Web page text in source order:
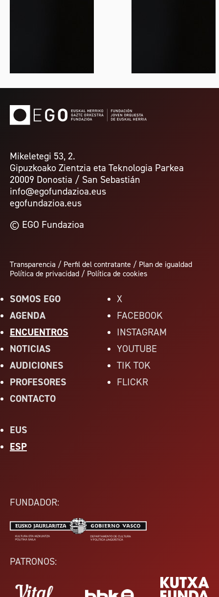
Mikeletegi 53, 2.
Gipuzkoako Zientzia eta Teknologia Parkea
20009 Donostia / San Sebastián
info@egofundazioa.eus
egofundazioa.eus
© EGO Fundazioa
Transparencia / Perfil del contratante / Plan de igualdad
Política de privacidad / Política de cookies
X
FACEBOOK
INSTAGRAM
YOUTUBE
TIK TOK
FLICKR
SOMOS EGO
AGENDA
ENCUENTROS
NOTICIAS
AUDICIONES
PROFESORES
CONTACTO
EUS
ESP
FUNDADOR:
PATRONOS: